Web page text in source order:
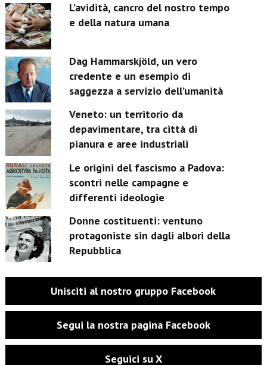
L’avidità, cancro del nostro tempo
e della natura umana
Dag Hammarskjöld, un vero
credente e un esempio di
saggezza a servizio dell’umanità
Veneto: un territorio da
depavimentare, tra città di
pianura e aree industriali
Le origini del fascismo a Padova:
scontri nelle campagne e
differenti ideologie
Donne costituenti: ventuno
protagoniste sin dagli albori della
Repubblica
Unisciti al nostro gruppo Facebook
Segui la nostra pagina Facebook
Seguici su X